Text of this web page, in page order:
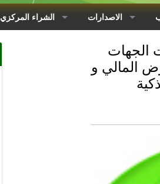
الاصدارات الشراء المركزي
الجهات
المالي و